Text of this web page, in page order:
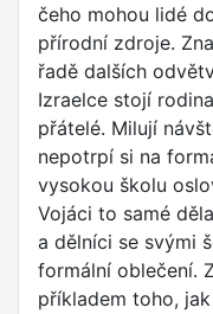
čeho mohou lidé
přírodní zdroje.
řadě dalších
Izraelce stojí
přátelé. Milují
nepotrpí si na
vysokou školu
Vojáci to samé
a dělníci se svými
formální oblečení.
příkladem toho,